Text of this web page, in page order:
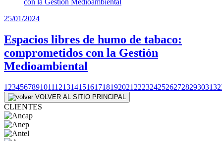
25/01/2024
Espacios libres de humo de tabaco:
comprometidos con la Gestión
Medioambiental
1 23456789101112131415161718192021 2223242526272829303132
VOLVER AL SITIO PRINCIPAL
CLIENTES